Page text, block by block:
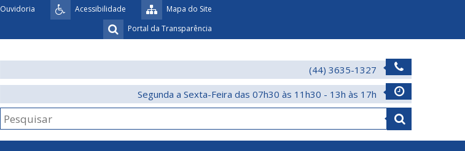
Mapa do Site
Acessibilidade
Ouvidoria
Portal da Transparência
(44) 3635-1327
Segunda a Sexta-Feira das 07h30 às 11h30 - 13h às 17h